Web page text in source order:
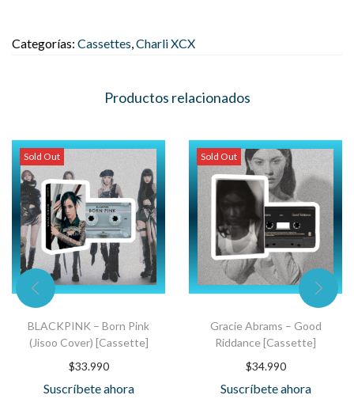
Categorías: Cassettes,Charli XCX
Productos relacionados
Sold Out
BLACKPINK – Born Pink
(Jisoo Cover) [Cassette]
$33.990
Suscríbete ahora
Sold Out
Gracie Abrams – Good
Riddance [Cassette]
$34.990
Suscríbete ahora